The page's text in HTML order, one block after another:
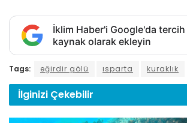
İklim Haber'i Google'da
kaynak olarak ekleyin
Tags: eğirdir gölü ısparta kuraklık
İlginizi Çekebilir